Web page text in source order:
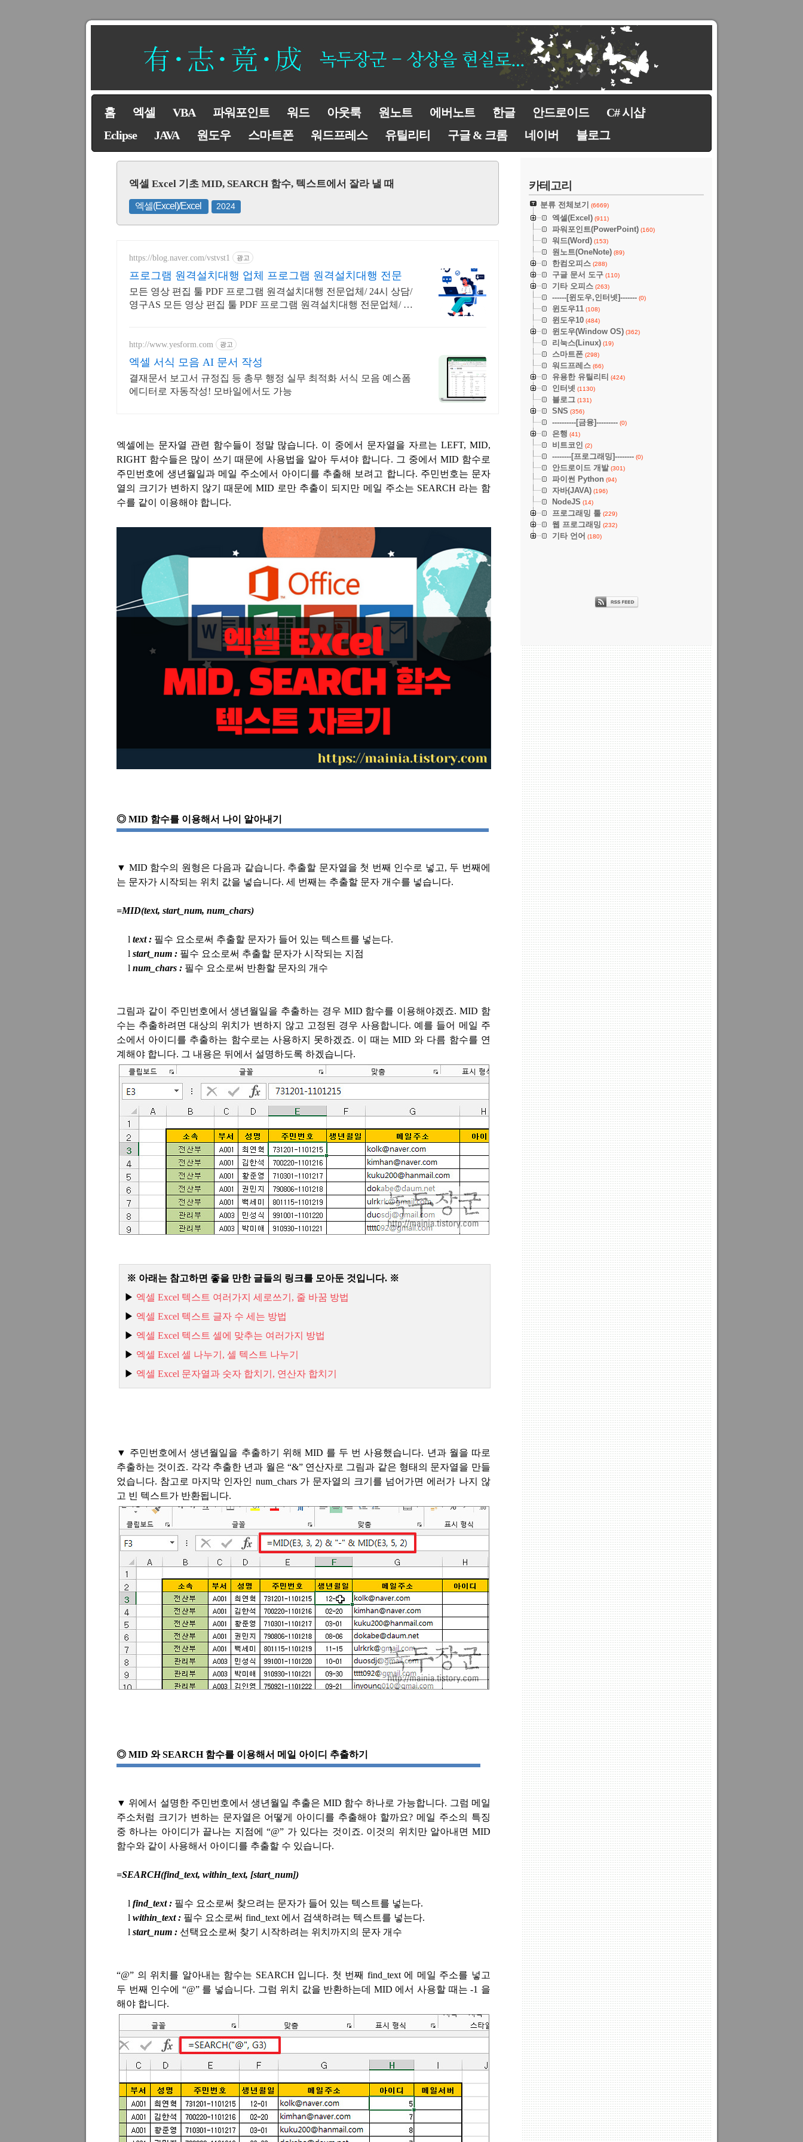
홈 엑셀 VBA 파워포인트 워드 아웃룩 원노트 에버노트 한글 안드로이드
C# 시샵
Eclipse
JAVA 원도우 스마트폰 워드프레스 유틸리티 구글 & 크롬 네이버 블로그
엑셀 Excel 기초 MID, SEARCH 함수, 텍스트에서 잘라 낼 때
엑셀(Excel)/Excel 2024
https://blog.naver.com/vstvst1 광고
프로그램 원격설치대행 업체 프로그램 원격설치대행 전문
모든 영상 편집 툴 PDF 프로그램 원격설치대행 전문업체/ 24시 상담/
영구AS 모든 영상 편집 툴 PDF 프로그램 원격설치대행 전문업체/ 24
http://www.yesform.com 광고
엑셀 서식 모음 AI 문서 작성
결재문서 보고서 규정집 등 총무 행정 실무 최적화 서식 모음 예스폼
에디터로 자동작성! 모바일에서도 가능
엑셀에는 문자열 관련 함수들이 정말 많습니다. 이 중에서 문자열을 자르는 LEFT, MID,
RIGHT 함수들은 많이 쓰기 때문에 사용법을 알아 두셔야 합니다. 그 중에서 MID 함수로
주민번호에 생년월일과 메일 주소에서 아이디를 추출해 보려고 합니다. 주민번호는 문자
열의 크기가 변하지 않기 때문에MID 로만 추출이 되지만 메일 주소는 SEARCH 라는 함
수를 같이 이용해야 합니다.
◎ MID 함수를 이용해서 나이 알아내기
▼ MID 함수의 원형은 다음과 같습니다. 추출할 문자열을 첫 번째 인수로 넣고, 두 번째에
는 문자가 시작되는 위치 값을 넣습니다. 세 번째는 추출할 문자 개수를 넣습니다.
=MID(text, start_num, num_chars)
l text : 필수 요소로써 추출할 문자가 들어 있는 텍스트를 넣는다.
l start_num : 필수 요소로써 추출할 문자가 시작되는 지점
l num_chars : 필수 요소로써 반환할 문자의 개수
그림과 같이 주민번호에서 생년월일을 추출하는 경우 MID 함수를 이용해야겠죠. MID 함
수는 추출하려면 대상의 위치가 변하지 않고 고정된 경우 사용합니다. 예를 들어 메일 주
소에서 아이디를 추출하는 함수로는 사용하지 못하겠죠. 이 때는 MID와 다름 함수를 연
계해야 합니다. 그 내용은 뒤에서 설명하도록 하겠습니다.
※ 아래는 참고하면 좋을 만한 글들의 링크를 모아둔 것입니다. ※
▶ 엑셀 Excel 텍스트 여러가지 세로쓰기, 줄 바꿈 방법
▶ 엑셀 Excel 텍스트 글자 수 세는 방법
▶ 엑셀 Excel 텍스트 셀에 맞추는 여러가지
방법
▶ 엑셀 Excel 셀 나누기, 셀 텍스트 나누기
▶ 엑셀 Excel 문자열과 숫자 합치기, 연산자 합치기
▼ 주민번호에서 생년월일을 추출하기 위해 MID 를 두 번 사용했습니다. 년과 월을 따로
추출하는 것이죠. 각각 추출한 년과 월은 “&” 연산자로 그림과 같은 형태의 문자열을 만들
었습니다. 참고로 마지막 인자인 num_chars 가 문자열의 크기를 넘어가면 에러가 나지 않
고 빈 텍스트가 반환됩니다.
◎ MID 와SEARCH 함수를 이용해서 메일 아이디 추출하기
▼ 위에서 설명한 주민번호에서 생년월일 추출은 MID 함수 하나로 가능합니다. 그럼 메일
주소처럼 크기가 변하는 문자열은 어떻게 아이디를 추출해야 할까요? 메일 주소의 특징
중 하나는 아이디가 끝나는 지점에“@” 가 있다는 것이죠. 이것의 위치만 알아내면 MID
함수와 같이 사용해서 아이디를 추출할 수 있습니다.
=SEARCH(find_text, within_text, [start_num])
l find_text : 필수 요소로써 찾으려는 문자가 들어 있는 텍스트를 넣는다.
l within_text : 필수 요소로써 find_text 에서 검색하려는 텍스트를 넣는다.
l start_num : 선택요소로써 찾기 시작하려는 위치까지의 문자 개수
“@” 의 위치를 알아내는 함수는 SEARCH 입니다. 첫 번째 find_text 에 메일 주소를 넣고
두 번째 인수에 “@” 를 넣습니다. 그럼 위치 값을 반환하는데 MID 에서 사용할 때는-1 을
해야 합니다.
카테고리
분류 전체보기 (6669)
엑셀(Excel) (911)
파워포인트(PowerPoint) (160)
워드(Word) (153)
원노트(OneNote) (89)
한컴오피스 (288)
구글 문서 도구 (110)
기타 오피스 (263)
------[윈도우,인터넷]------- (0)
윈도우11 (108)
윈도우10 (484)
윈도우(Window OS) (362)
리눅스(Linux) (19)
스마트폰 (298)
워드프레스 (66)
유용한 유틸리티 (424)
인터넷 (1130)
블로그 (131)
SNS (356)
----------[금융]--------- (0)
은행 (41)
비트코인 (2)
--------[프로그래밍]-------- (0)
안드로이드 개발(301)
파이썬 Python (94)
자바(JAVA) (196)
NodeJS (14)
프로그래밍 툴 (229)
웹 프로그래밍 (232)
기타 언어 (180)